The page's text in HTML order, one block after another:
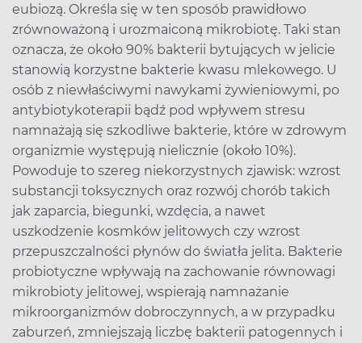
eubiozą. Określa się w ten sposób prawidłowo
zrównoważoną i urozmaiconą mikrobiotę. Taki stan
oznacza, że około 90% bakterii bytujących w jelicie
stanowią korzystne bakterie kwasu mlekowego. U
osób z niewłaściwymi nawykami żywieniowymi, po
antybiotykoterapii bądź pod wpływem stresu
namnażają się szkodliwe bakterie, które w zdrowym
organizmie występują nielicznie (około 10%).
Powoduje to szereg niekorzystnych zjawisk: wzrost
substancji toksycznych oraz rozwój chorób takich
jak zaparcia, biegunki, wzdęcia, a nawet
uszkodzenie kosmków jelitowych czy wzrost
przepuszczalności płynów do światła jelita. Bakterie
probiotyczne wpływają na zachowanie równowagi
mikrobioty jelitowej, wspierają namnażanie
mikroorganizmów dobroczynnych, a w przypadku
zaburzeń, zmniejszają liczbę bakterii patogennych i